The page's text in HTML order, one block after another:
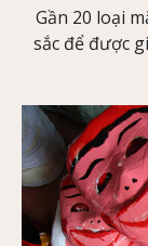
Gần 20 loại
sắc để được